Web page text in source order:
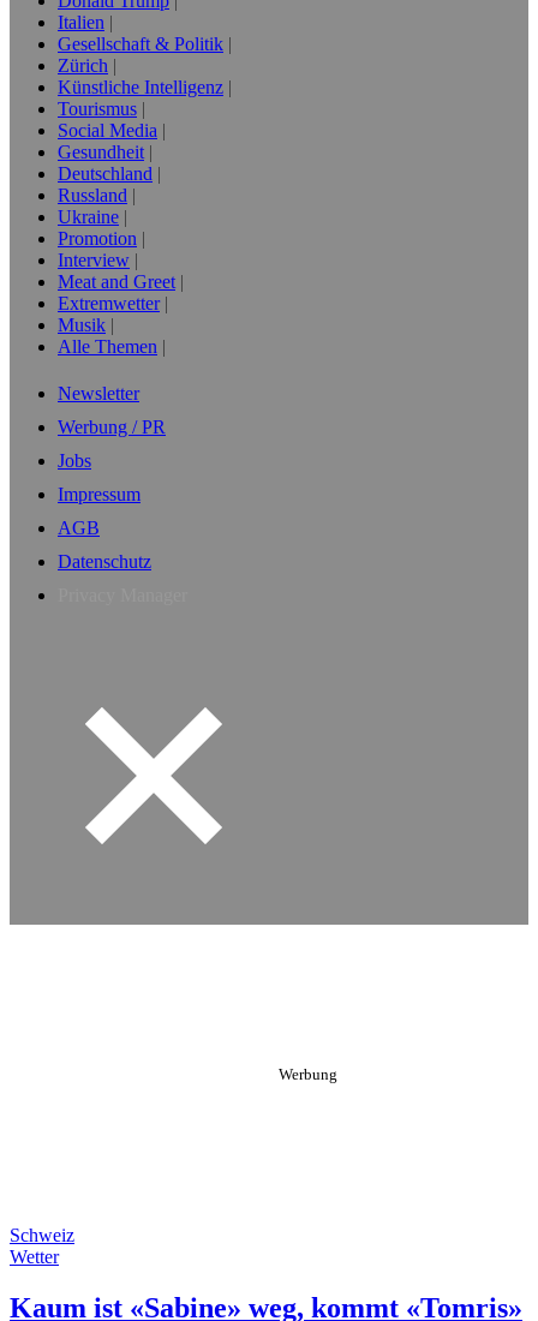
Italien
Gesellschaft & Politik
Zürich
Künstliche Intelligenz
Tourismus
Social Media
Gesundheit
Deutschland
Russland
Ukraine
Promotion
Interview
Meat and Greet
Extremwetter
Musik
Alle Themen
Newsletter
Werbung / PR
Jobs
Impressum
AGB
Datenschutz
Schweiz
Wetter
Kaum ist «Sabine» weg, kommt «Tomris»